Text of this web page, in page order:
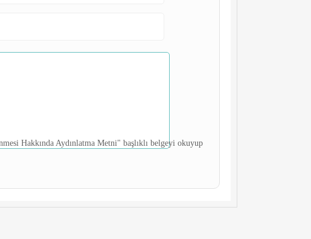
Hakkında Aydınlatma Metni" başlıklı belgeyi okuyup